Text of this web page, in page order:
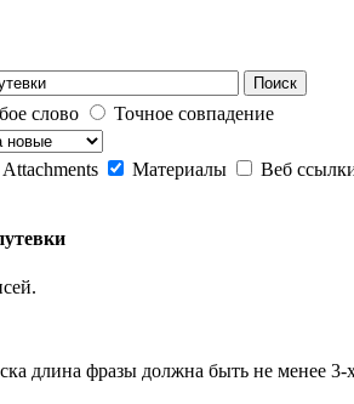
Поиск
слово
Точное совпадение
Attachments Материалы
Веб
длина фразы должна быть не менее 3-